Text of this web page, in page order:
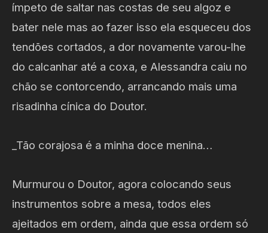
ímpeto de saltar nas costas de seu algoz e
bater nele mas ao fazer isso ela esqueceu dos
tendões cortados, a dor novamente varou-lhe
do calcanhar até a coxa, e Alessandra caiu no
chão se contorcendo, arrancando mais uma
risadinha cínica do Doutor.
_Tão corajosa é a minha doce menina…
Murmurou o Doutor, agora colocando seus
instrumentos sobre a mesa, todos eles
ajeitados em ordem, ainda que essa ordem só